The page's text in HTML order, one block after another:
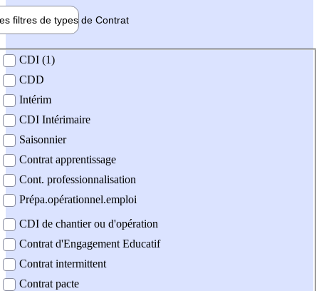
filtres de types de Contrat
contrat
CDI (1)
CDD
Intérim
CDI Intérimaire
Saisonnier
Contrat apprentissage
Cont. professionnalisation
Prépa.opérationnel.emploi
CDI de chantier ou d'opération
Contrat d'Engagement Educatif
Contrat intermittent
Contrat pacte